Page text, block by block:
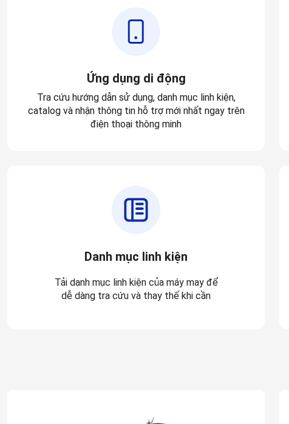
Ứng dụng di động
Tra cứu hướng dẫn sử dụng, danh mục linh kiện,
catalog và nhận thông tin hỗ trợ mới nhất ngay trên
điện thoại thông minh
Danh mục linh kiện
Tải danh mục linh kiện của máy may để
dễ dàng tra cứu và thay thế khi cần